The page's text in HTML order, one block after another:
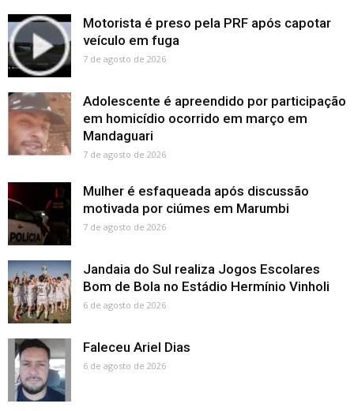
Motorista é preso pela PRF após capotar
veículo em fuga
7 de agosto de 2026
Adolescente é apreendido por participação
em homicídio ocorrido em março em
Mandaguari
7 de agosto de 2026
Mulher é esfaqueada após discussão
motivada por ciúmes em Marumbi
7 de agosto de 2026
Jandaia do Sul realiza Jogos Escolares
Bom de Bola no Estádio Hermínio Vinholi
6 de agosto de 2026
Faleceu Ariel Dias
6 de agosto de 2026